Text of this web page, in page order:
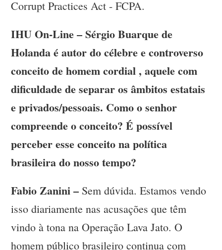
Corrupt Practices Act - FCPA.
IHU On-Line – Sérgio Buarque de
Holanda é autor do célebre e controverso
conceito de homem cordial , aquele com
dificuldade de separar os âmbitos estatais
e privados/pessoais. Como o senhor
compreende o conceito? É possível
perceber esse conceito na política
brasileira do nosso tempo?
Fabio Zanini – Sem dúvida. Estamos vendo
isso diariamente nas acusações que têm
vindo à tona na Operação Lava Jato. O
homem público brasileiro continua com